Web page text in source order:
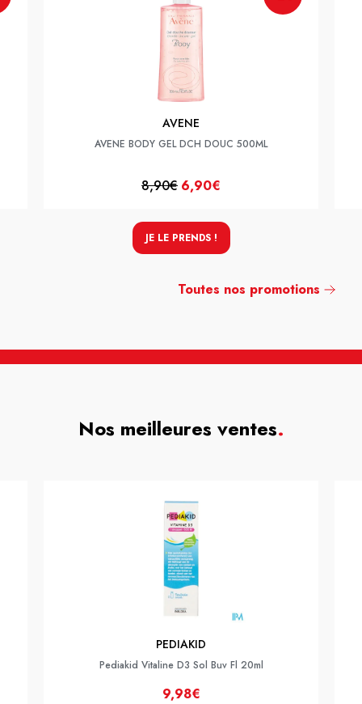
AVENE
AVENE BODY GEL DCH DOUC 500ML
8,90€ 6,90€
JE LE PRENDS !
Toutes nos promotions
Nos meilleures ventes.
PEDIAKID
Pediakid Vitaline D3 Sol Buv Fl 20ml
9,98€